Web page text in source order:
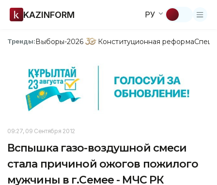
KAZINFORM РУ
Тренды:Выборы-2026 Конституционная реформа
09:27, 09 Сентября 2012
Вспышка газо-воздушной смеси
стала причиной ожогов пожилого
мужчины в г.Семее - МЧС РК